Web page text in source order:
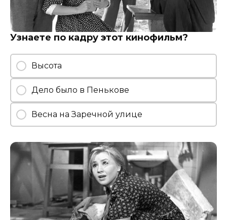
Узнаете по кадру этот кинофильм?
Высота
Дело было в Пенькове
Весна на Заречной улице